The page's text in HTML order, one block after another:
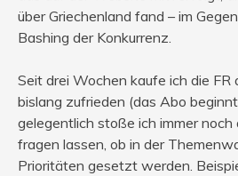
über Griechenland fand – im
Bashing der Konkurrenz.
Seit drei Wochen kaufe ich die FR
bislang zufrieden (das Abo
gelegentlich stoße ich immer noch
fragen lassen, ob in der
Prioritäten gesetzt werden.